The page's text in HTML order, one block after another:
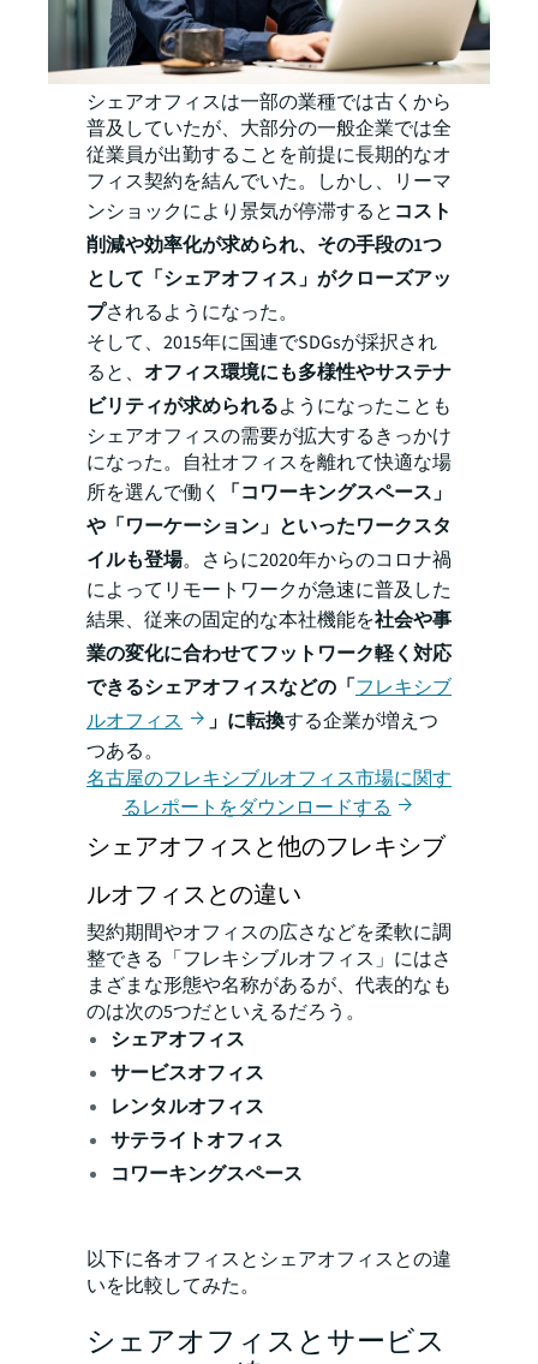
シェアオフィスは一部の業種では古くから
普及していたが、大部分の一般企業では全
従業員が出勤することを前提に長期的なオ
フィス契約を結んでいた。しかし、リーマ
ンショックにより景気が停滞すると コスト
削減や効率化が求められ、その手段の1つ
として「シェアオフィス」がクローズアッ
プされるようになった。
そして、2015年に国連でSDGsが採択され
ると、 オフィス環境にも多様性やサステナ
ビリティが求められるようになったことも
シェアオフィスの需要が拡大するきっかけ
になった。自社オフィスを離れて快適な場
所を選んで働く
「コワーキングスペース」
や「ワーケーション」といったワークスタ
イルも登場。さらに2020年からのコロナ禍
によってリモートワークが急速に普及した
結果、従来の固定的な本社機能を社会や事
業の変化に合わせてフットワーク軽く対応
できるシェアオフィスなどの「フレキシブ
ルオフィス
」に転換する企業が増えつ
つある。
名古屋のフレキシブルオフィス市場に関す
るレポートをダウンロードする
シェアオフィスと他のフレキシブ
ルオフィスとの違い
契約期間やオフィスの広さなどを柔軟に調
整できる「フレキシブルオフィス」にはさ
まざまな形態や名称があるが、代表的なも
のは次の5つだといえるだろう。
シェアオフィス
サービスオフィス
レンタルオフィス
サテライトオフィス
コワーキングスペース
以下に各オフィスとシェアオフィスとの違
いを比較してみた。
シェアオフィスとサービス